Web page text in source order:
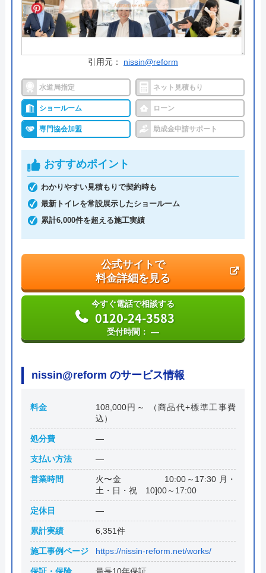
今すぐ電話で相談する
0120-72-4152
あうん工房 の基本情報
運営会社 株式会社 あうん工房
創業・設立 平成19年11月創業
本社所在地
〒902-0066
沖縄県那覇市大道90-4（2階）
引用元： nissin@reform
水道局指定 ネット見積もり
ショールーム ローン
専門協会加盟 助成金申請サポート
おすすめポイント
わかりやすい見積もりで契約時も
最新トイレを常設展示したショールーム
累計6,000件を超える施工実績
公式サイトで
料金詳細を見る
今すぐ電話で相談する
0120-24-3583
受付時間： ―
nissin@reform のサービス情報
料金
108,000円～ （商品代+標準工事費
込）
処分費 ―
支払い方法 ―
営業時間
火〜金 10:00～17:30 月・
土・日・祝 10]00～17:00
定休日 ―
累計実績 6,351件
施工事例ページ https://nissin-reform.net/works/
保証・保険 最長10年保証